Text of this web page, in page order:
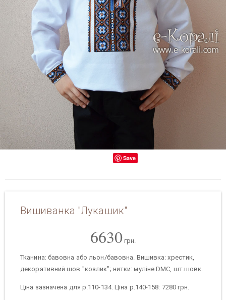
Save
Вишиванка "Лукашик"
6630 грн.
Тканина: бавовна або льон/бавовна. Вишивка: хрестик,
декоративний шов "козлик"; нитки: муліне DMC, шт.шовк.
Ціна зазначена для р.110-134. Ціна р.140-158: 7280 грн.